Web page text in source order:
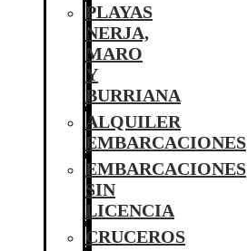
PLAYAS
NERJA,
MARO
Y
BURRIANA
ALQUILER
EMBARCACIONES
EMBARCACIONES
SIN
LICENCIA
CRUCEROS